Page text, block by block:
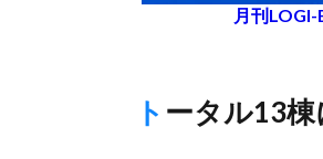
月刊
トータル13